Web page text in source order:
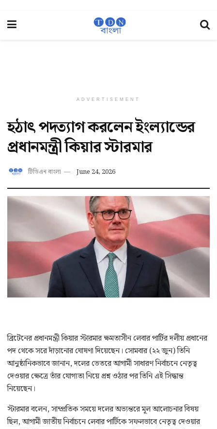
ADVERTISEMENT
হঠাৎ পদত্যাগ করলেন ইংল্যান্ডের
প্রধানমন্ত্রী কিয়ার স্টারমার
টিডিএন বাংলা June 24, 2026
ব্রিটেনের প্রধানমন্ত্রী কিয়ার স্টারমার ক্ষমতাসীন লেবার পার্টির দলীয় প্রধানের
পদ থেকে সরে দাঁড়ানোর ঘোষণা দিয়েছেন। সোমবার (২২ জুন) তিনি
আনুষ্ঠানিকভাবে জানান, দলের ভেতরে আগামী সাধারণ নির্বাচনে নেতৃত্ব
দেওয়ার ক্ষেত্রে তাঁর যোগ্যতা নিয়ে প্রশ্ন ওঠার পর তিনি এই সিদ্ধান্ত
নিয়েছেন।
স্টারমার বলেন, সাম্প্রতিক সময়ে দলের অভ্যন্তরে মূল আলোচনার বিষয়
ছিল, আগামী জাতীয় নির্বাচনে লেবার পার্টিকে সফলভাবে নেতৃত্ব দেওয়ার